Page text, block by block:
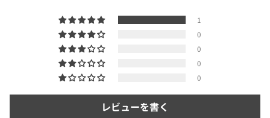
1
0
0
0
0
レビューを書く